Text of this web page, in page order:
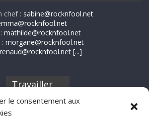
le consentement aux
chef : sabine@rocknfool.net
:mathilde@rocknfool.net
:morgane@rocknfool.net
renaud@rocknfool.net [...]
Travailler
Si tu souhaites